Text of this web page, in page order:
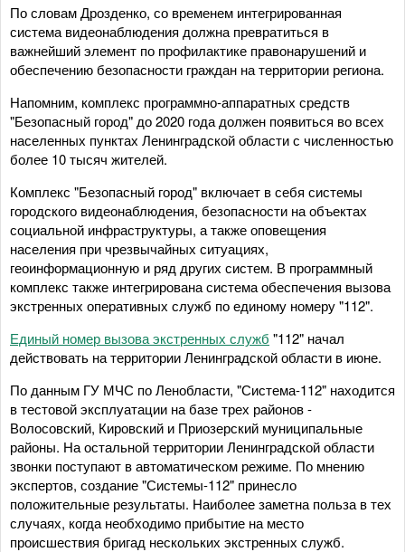
По словам Дрозденко, со временем интегрированная
система видеонаблюдения должна превратиться в
важнейший элемент по профилактике правонарушений и
обеспечению безопасности граждан на территории региона.
Напомним, комплекс программно-аппаратных средств
"Безопасный город" до 2020 года должен появиться во всех
населенных пунктах Ленинградской области с численностью
более 10 тысяч жителей.
Комплекс "Безопасный город" включает в себя системы
городского видеонаблюдения, безопасности на объектах
социальной инфраструктуры, а также оповещения
населения при чрезвычайных ситуациях,
геоинформационную и ряд других систем. В программный
комплекс также интегрирована система обеспечения вызова
экстренных оперативных служб по единому номеру "112".
Единый номер вызова экстренных служб "112" начал
действовать на территории Ленинградской области в июне.
По данным ГУ МЧС по Ленобласти, "Система-112" находится
в тестовой эксплуатации на базе трех районов -
Волосовский, Кировский и Приозерский муниципальные
районы. На остальной территории Ленинградской области
звонки поступают в автоматическом режиме. По мнению
экспертов, создание "Системы-112" принесло
положительные результаты. Наиболее заметна польза в тех
случаях, когда необходимо прибытие на место
происшествия бригад нескольких экстренных служб.